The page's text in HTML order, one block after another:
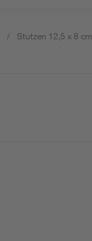
/ Stutzen 12,5 x 8 cm